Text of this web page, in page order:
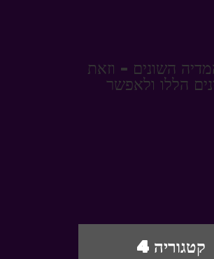
השונים - וזאת
הללו ולאפשר
קטגוריה 4